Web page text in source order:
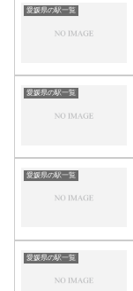
愛媛県の駅一覧
愛媛県の駅一覧
愛媛県の駅一覧
愛媛県の駅一覧